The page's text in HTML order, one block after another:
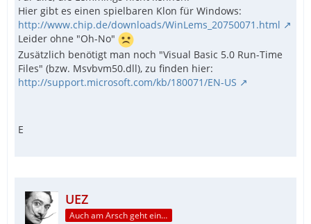
Hier gibt es einen spielbaren Klon für Windows:
http://www.chip.de/downloads/WinLems_20750071.html
Leider ohne "Oh-No"
Zusätzlich benötigt man noch "Visual Basic 5.0 Run-Time
Files" (bzw. Msvbvm50.dll), zu finden hier:
http://support.microsoft.com/kb/180071/EN-US
E
UEZ
Auch am Arsch geht ein Weg vorbei...